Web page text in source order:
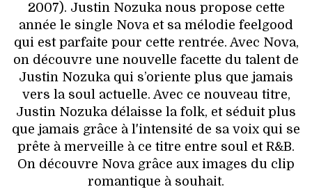
2007). Justin Nozuka nous propose cette
année le single Nova et sa mélodie feelgood
qui est parfaite pour cette rentrée. Avec Nova,
on découvre une nouvelle facette du talent de
Justin Nozuka qui s’oriente plus que jamais
vers la soul actuelle. Avec ce nouveau titre,
Justin Nozuka délaisse la folk, et séduit plus
que jamais grâce à l'intensité de sa voix qui se
prête à merveille à ce titre entre soul et R&B.
On découvre Nova grâce aux images du clip
romantique à souhait.